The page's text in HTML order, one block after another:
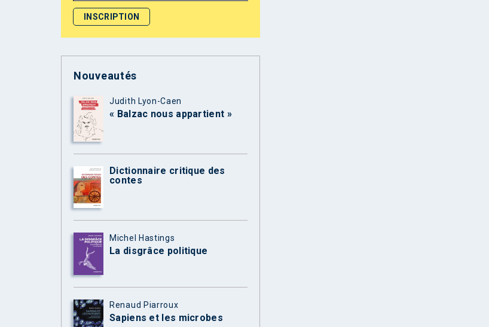
Nouveautés
Judith Lyon-Caen
« Balzac nous appartient »
Dictionnaire critique des
contes
Michel Hastings
La disgrâce politique
Renaud Piarroux
Sapiens et les microbes